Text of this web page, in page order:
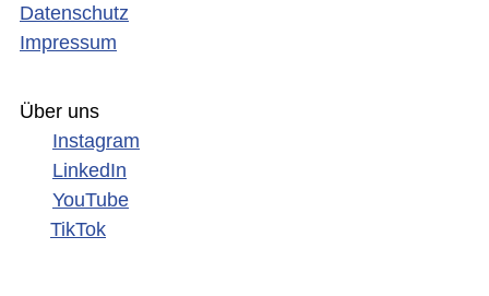
Datenschutz
Impressum
Über uns
Instagram
LinkedIn
YouTube
TikTok